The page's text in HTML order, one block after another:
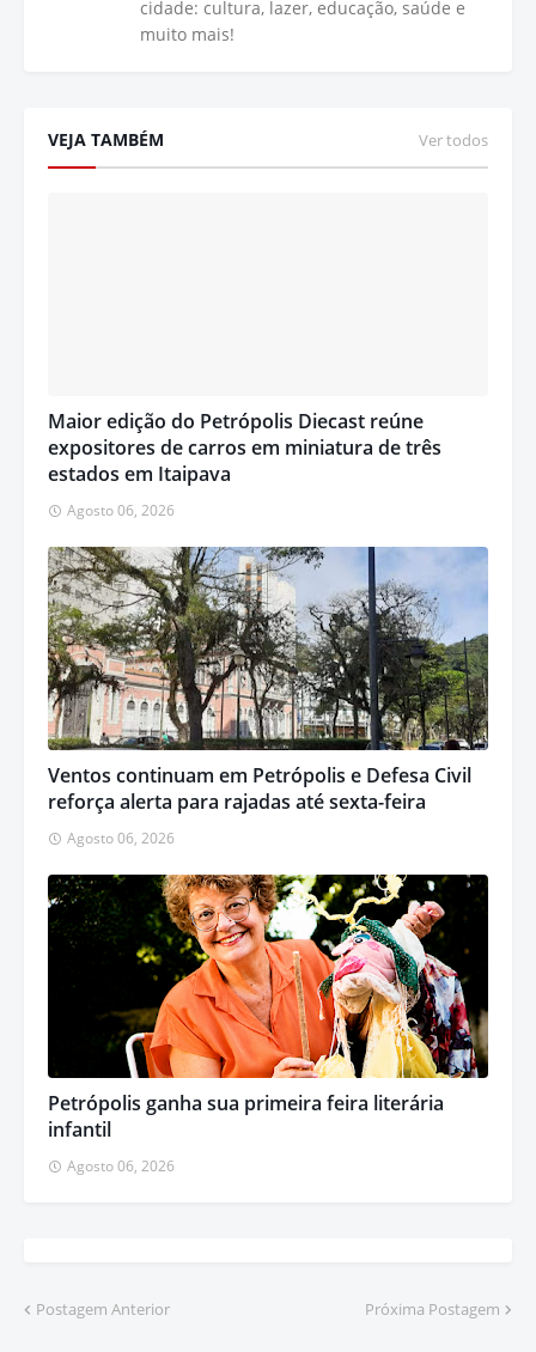
cidade: cultura, lazer, educação, saúde e
muito mais!
VEJA TAMBÉM Ver todos
Maior edição do Petrópolis Diecast reúne
expositores de carros em miniatura de três
estados em Itaipava
Agosto 06, 2026
Ventos continuam em Petrópolis e Defesa Civil
reforça alerta para rajadas até sexta-feira
Agosto 06, 2026
Petrópolis ganha sua primeira feira literária
infantil
Agosto 06, 2026
Postagem Anterior Próxima Postagem